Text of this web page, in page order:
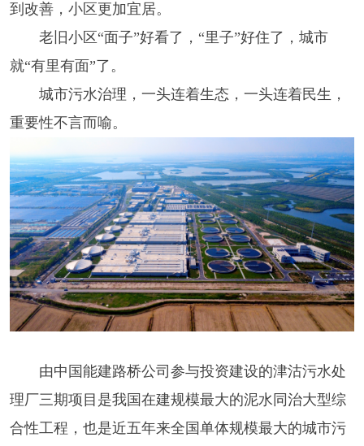
到改善，小区更加宜居。
老旧小区“面子”好看了，“里子”好住了，城市
就“有里有面”了。
城市污水治理，一头连着生态，一头连着民生，
重要性不言而喻。
由中国能建路桥公司参与投资建设的津沽污水处
理厂三期项目是我国在建规模最大的泥水同治大型综
合性工程，也是近五年来全国单体规模最大的城市污